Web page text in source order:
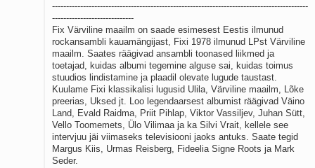
-------------------------------------------------------------------------------------------
-----------------------------
Fix Värviline maailm on saade esimesest Eestis ilmunud
rockansambli kauamängijast, Fixi 1978 ilmunud LPst Värviline
maailm. Saates räägivad ansambli toonased liikmed ja
toetajad, kuidas albumi tegemine alguse sai, kuidas toimus
stuudios lindistamine ja plaadil olevate lugude taustast.
Kuulame Fixi klassikalisi lugusid Ulila, Värviline maailm, Lõke
preerias, Uksed jt. Loo legendaarsest albumist räägivad Väino
Land, Evald Raidma, Priit Pihlap, Viktor Vassiljev, Juhan Sütt,
Vello Toomemets, Ülo Vilimaa ja ka Silvi Vrait, kellele see
intervjuu jäi viimaseks televisiooni jaoks antuks. Saate tegid
Margus Kiis, Urmas Reisberg, Fideelia Signe Roots ja Mark
Seder.